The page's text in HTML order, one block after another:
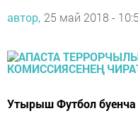
автор, 25 май 2018 -
Утырыш Футбол